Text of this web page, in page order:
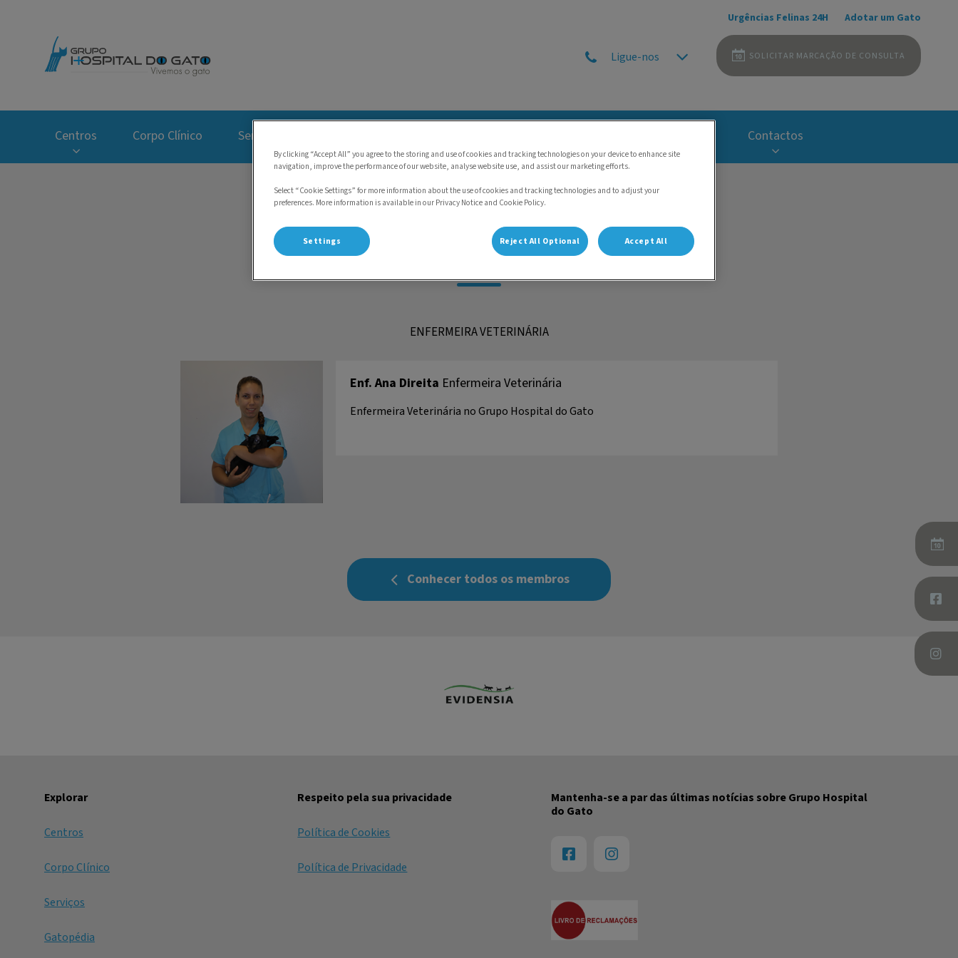
Urgências Felinas 24H Adotar um Gato
Ligue-nos SOLICITAR MARCAÇÃO DE CONSULTA
Centros Corpo Clínico Serviços Contactos
Enf. Ana Direita
ENFERMEIRA VETERINÁRIA
Enf. Ana Direita Enfermeira Veterinária
Enfermeira Veterinária no Grupo Hospital do Gato
Conhecer todos os membros
Explorar
Centros
Corpo Clínico
Serviços
Gatopédia
Respeito pela sua privacidade
Política de Cookies
Política de Privacidade
Mantenha-se a par das últimas notícias sobre Grupo Hospital
do Gato
By clicking “Accept All” you agree to the storing and use of cookies and tracking technologies on your device to enhance site
navigation, improve the performance of our website, analyse website use, and assist our marketing efforts.
Select “Cookie Settings” for more information about the use of cookies and tracking technologies and to adjust your
preferences. More information is available in our Privacy Notice and Cookie Policy.
Settings Reject All Optional Accept All